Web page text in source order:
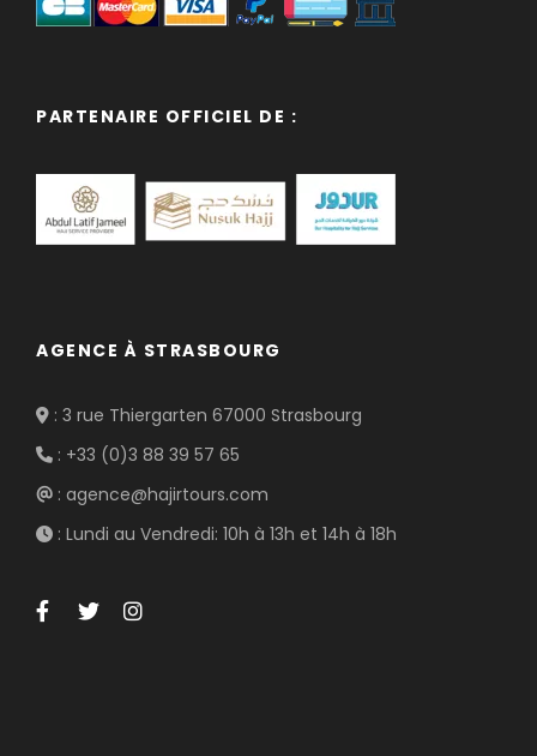
PARTENAIRE OFFICIEL DE :
AGENCE À STRASBOURG
: 3 rue Thiergarten 67000 Strasbourg
: +33 (0)3 88 39 57 65
: agence@hajirtours.com
: Lundi au Vendredi: 10h à 13h et 14h à 18h